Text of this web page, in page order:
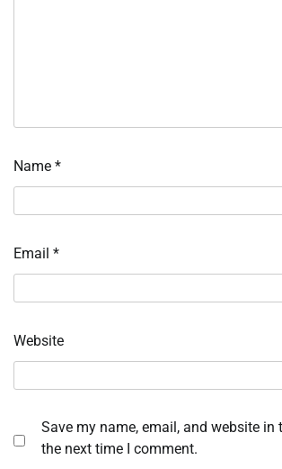
Name *
Email *
Website
Save my name, email, and website in
the next time I comment.